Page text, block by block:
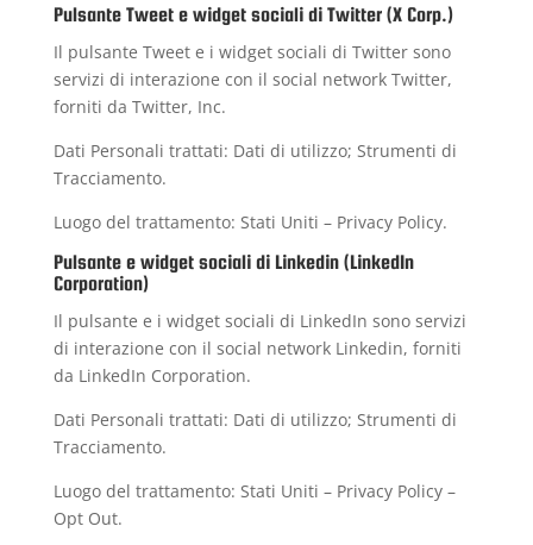
Pulsante Tweet e widget sociali di Twitter (X Corp.)
Il pulsante Tweet e i widget sociali di Twitter sono
servizi di interazione con il social network Twitter,
forniti da Twitter, Inc.
Dati Personali trattati: Dati di utilizzo; Strumenti di
Tracciamento.
Luogo del trattamento: Stati Uniti – Privacy Policy.
Pulsante e widget sociali di Linkedin (LinkedIn
Corporation)
Il pulsante e i widget sociali di LinkedIn sono servizi
di interazione con il social network Linkedin, forniti
da LinkedIn Corporation.
Dati Personali trattati: Dati di utilizzo; Strumenti di
Tracciamento.
Luogo del trattamento: Stati Uniti – Privacy Policy–
Opt Out.